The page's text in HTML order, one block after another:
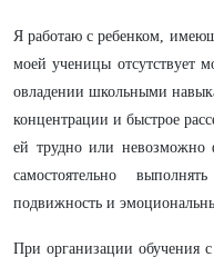
Я работаю с ребенком,
моей ученицы отсутствует
овладении школьными
концентрации и быстрое
ей трудно или невозможно
самостоятельно
подвижность и
При организации обучения